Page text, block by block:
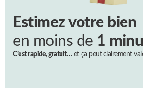
Estimez votre bien
en moins de 1
C’est rapide, gratuit…et ça peut clairement